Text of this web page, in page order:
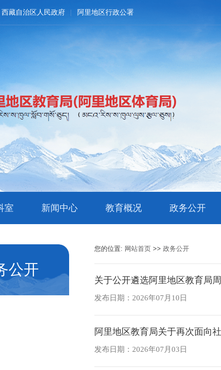
西藏自治区人民政府 阿里地区行政公署
室 新闻中心 教育概况 政务公开
公开
您的位置: 网站首页 >>政务公开
关于公开遴选阿里地区教育局
发布日期：2026年07月10日
阿里地区教育局关于再次面向
发布日期：2026年07月03日